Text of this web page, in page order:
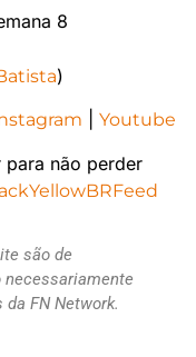
8
)
Youtube
para não perder
são de
necessariamente
FN Network.